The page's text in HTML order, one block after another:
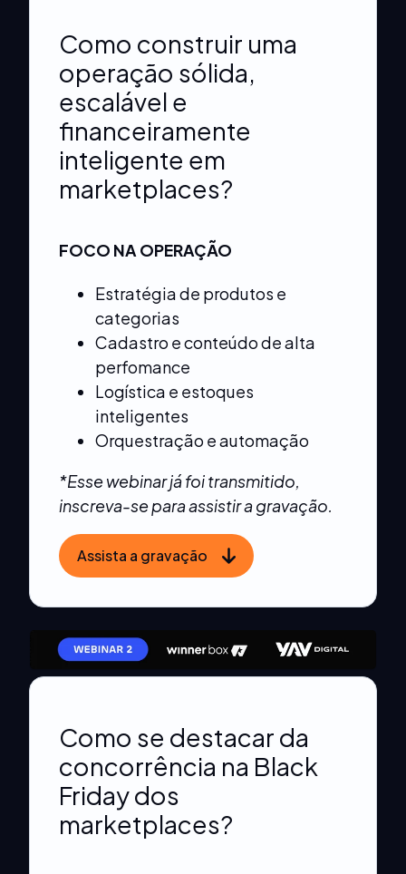
Como construir uma
operação sólida,
escalável e
financeiramente
inteligente em
marketplaces?
FOCO NA OPERAÇÃO
Estratégia de produtos e
categorias
Cadastro e conteúdo de alta
perfomance
Logística e estoques
inteligentes
Orquestração e automação
*Esse webinar já foi transmitido,
inscreva-se para assistir a gravação.
Assista a gravação
Como se destacar da
concorrência na Black
Friday dos
marketplaces?